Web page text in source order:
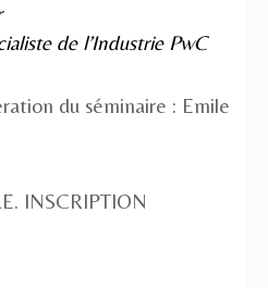
de l’Industrie PwC
du séminaire : Emile
INSCRIPTION